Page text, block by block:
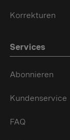
Korrekturen
Services
Abonnieren
Kundenservice
FAQ